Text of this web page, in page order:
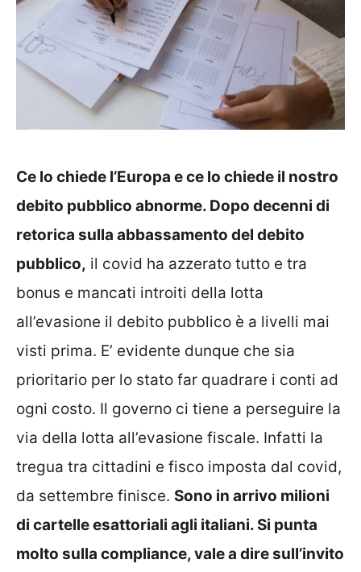
Ce lo chiede l’Europa e ce lo chiede il nostro
debito pubblico abnorme. Dopo decenni di
retorica sulla abbassamento del debito
pubblico, il covid ha azzerato tutto e tra
bonus e mancati introiti della lotta
all’evasione il debito pubblico è a livelli mai
visti prima. E’ evidente dunque che sia
prioritario per lo stato far quadrare i conti ad
ogni costo. Il governo ci tiene a perseguire la
via della lotta all’evasione fiscale. Infatti la
tregua tra cittadini e fisco imposta dal covid,
da settembre finisce. Sono in arrivo milioni
di cartelle esattoriali agli italiani. Si punta
molto sulla compliance, vale a dire sull’invito